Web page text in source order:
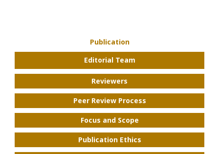
Publication
Editorial Team
Reviewers
Peer Review Process
Focus and Scope
Publication Ethics